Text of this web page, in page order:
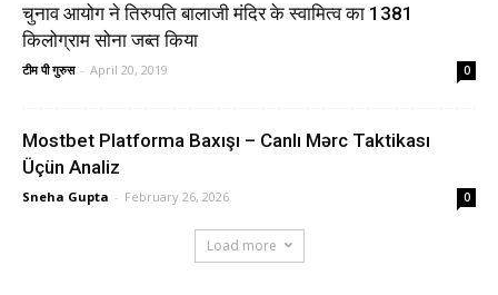
चुनाव आयोग ने तिरुपति बालाजी मंदिर के स्वामित्व का 1381
किलोग्राम सोना जब्त किया
टीम पी गुरुस - April 20, 2019 0
Mostbet Platforma Baxışı – Canlı Mərc Taktikası
Üçün Analiz
Sneha Gupta - February 26, 2026 0
Load more